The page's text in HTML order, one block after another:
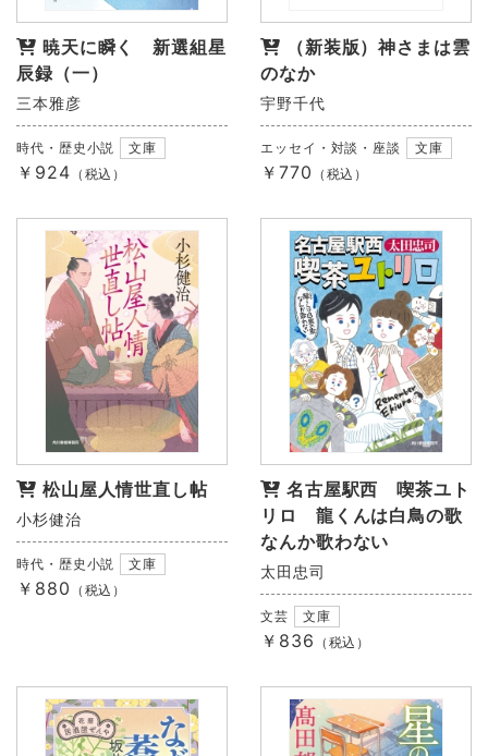
暁天に瞬く 新選組星
辰録（一）
三本雅彦
時代・歴史小説 文庫
￥924 （税込）
（新装版）神さまは雲
のなか
宇野千代
エッセイ・対談・座談 文庫
￥770 （税込）
松山屋人情世直し帖
小杉健治
時代・歴史小説 文庫
￥880 （税込）
名古屋駅西 喫茶ユト
リロ 龍くんは白鳥の歌
なんか歌わない
太田忠司
文芸 文庫
￥836 （税込）